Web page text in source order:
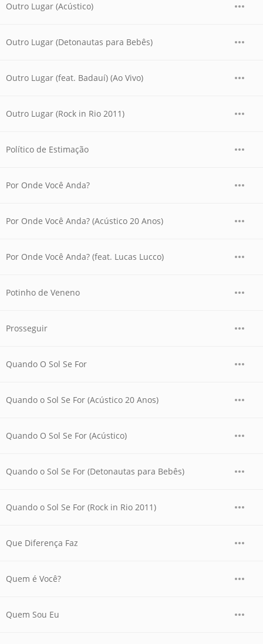
Outro Lugar (Acústico)
Outro Lugar (Detonautas para Bebês)
Outro Lugar (feat. Badauí) (Ao Vivo)
Outro Lugar (Rock in Rio 2011)
Político de Estimação
Por Onde Você Anda?
Por Onde Você Anda? (Acústico 20 Anos)
Por Onde Você Anda? (feat. Lucas Lucco)
Potinho de Veneno
Prosseguir
Quando O Sol Se For
Quando o Sol Se For (Acústico 20 Anos)
Quando O Sol Se For (Acústico)
Quando o Sol Se For (Detonautas para Bebês)
Quando o Sol Se For (Rock in Rio 2011)
Que Diferença Faz
Quem é Você?
Quem Sou Eu